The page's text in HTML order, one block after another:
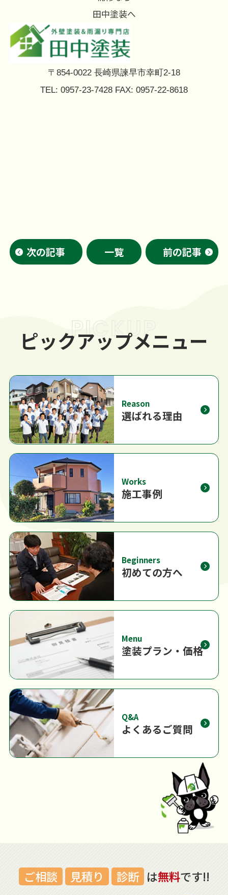
田中塗装へ
〒854-0022 長崎県諫早市幸町2-18
TEL: 0957-23-7428 FAX: 0957-22-8618
次の記事 一覧 前の記事
PICKUP
ピックアップメニュー
Reason
選ばれる理由
Works
施工事例
Beginners
初めての方へ
Menu
塗装プラン・価格
Q&A
よくあるご質問
ご相談 見積り 診断 は無料です!!